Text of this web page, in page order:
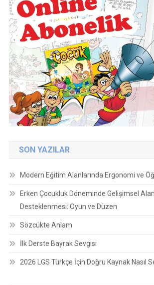
SON YAZILAR
Modern Eğitim Alanlarında Ergonomi ve
Erken Çocukluk Döneminde Gelişimsel
Desteklenmesi: Oyun ve Düzen
Sözcükte Anlam
İlk Derste Bayrak Sevgisi
2026 LGS Türkçe İçin Doğru Kaynak Nasıl